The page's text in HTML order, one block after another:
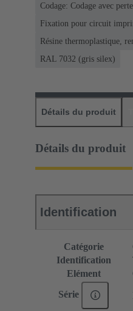
Codage: Codage avec
Fixation pour circuit
Résine thermoplastique,
RAL 7032 (gris silex)
Détails du produit
Détails du produit
Identification
Catégorie
Identification
Elément
Série